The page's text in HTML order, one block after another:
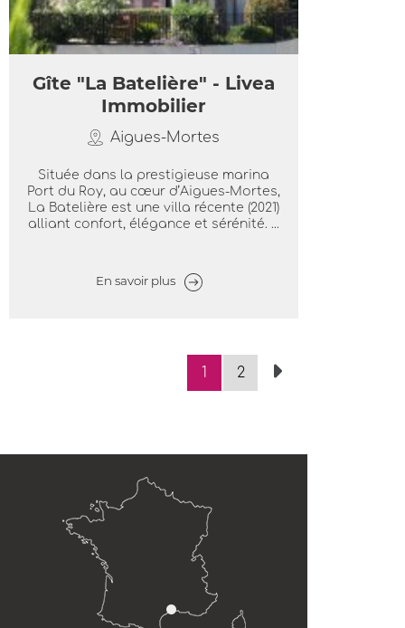
Gîte "La Batelière" - Livea
Immobilier
Aigues-Mortes
Située dans la prestigieuse marina
Port du Roy, au cœur d’Aigues-Mortes,
La Batelière est une villa récente (2021)
alliant confort, élégance et sérénité. ...
En savoir plus
1 2